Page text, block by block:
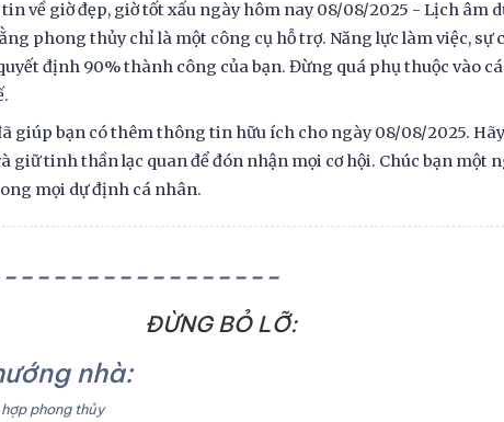
về giờ đẹp, giờ tốt xấu ngày hôm nay 08/08/2025 - Lịch âm
phong thủy chỉ là một công cụ hỗ trợ. Năng lực làm việc, sự
định 90% thành công của bạn. Đừng quá phụ thuộc vào
giúp bạn có thêm thông tin hữu ích cho ngày 08/08/2025.
giữ tinh thần lạc quan để đón nhận mọi cơ hội. Chúc bạn một
mọi dự định cá nhân.
ĐỪNG BỎ LỠ:
nhà:
phong thủy